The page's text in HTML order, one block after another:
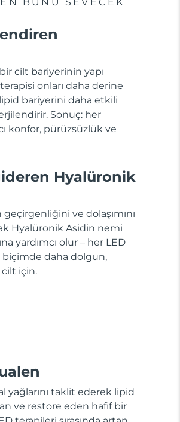
cilt bariyerinin yapı
terapisi onları daha derine
bariyerini daha etkili
Sonuç: her
konfor, pürüzsüzlük ve
Hyalüronik
ve dolaşımını
Hyalüronik Asidin nemi
yardımcı olur – her LED
biçimde daha dolgun,
için.
yağlarını taklit ederek lipid
ve restore eden hafif bir